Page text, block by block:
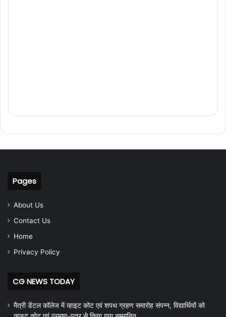
Pages
About Us
Contact Us
Home
Privacy Policy
CG NEWS TODAY
मैत्री डेंटल कॉलेज में व्हाइट कोट एवं शपथ ग्रहण समारोह संपन्न, विद्यार्थियों को